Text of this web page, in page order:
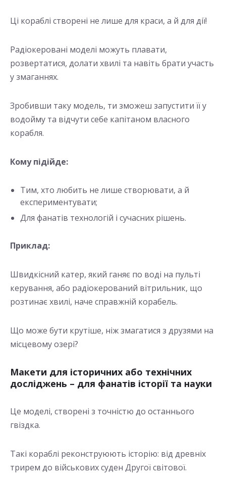
Ці кораблі створені не лише для краси, а й для дії!
Радіокеровані моделі можуть плавати,
розвертатися, долати хвилі та навіть брати участь
у змаганнях.
Зробивши таку модель, ти зможеш запустити її у
водойму та відчути себе капітаном власного
корабля.
Кому підійде:
Тим, хто любить не лише створювати, а й
експериментувати;
Для фанатів технологій і сучасних рішень.
Приклад:
Швидкісний катер, який ганяє по воді на пульті
керування, або радіокерований вітрильник, що
розтинає хвилі, наче справжній корабель.
Що може бути крутіше, ніж змагатися з друзями на
місцевому озері?
Макети для історичних або технічних
досліджень – для фанатів історії та науки
Це моделі, створені з точністю до останнього
гвіздка.
Такі кораблі реконструюють історію: від древніх
трирем до військових суден Другої світової.